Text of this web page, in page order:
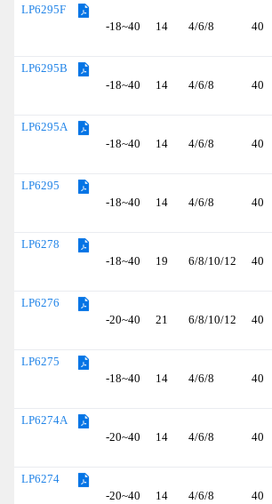
LP6295F
-18~40
14 4/6/8 40
LP6295B
-18~40
14 4/6/8 40
LP6295A
-18~40
14 4/6/8 40
LP6295
-18~40
14 4/6/8 40
LP6278
-18~40
19 6/8/10/12 40
LP6276
-20~40
21 6/8/10/12 40
LP6275
-18~40
14 4/6/8 40
LP6274A
-20~40
14 4/6/8 40
LP6274
-20~40
14 4/6/8 40